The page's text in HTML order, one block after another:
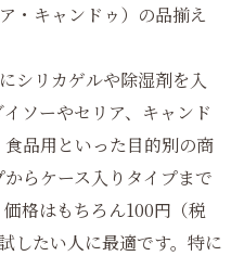
・キャンドゥ）の品揃え
シリカゲルや除湿剤を入
ソーやセリア、キャンド
品用といった目的別の商
らケース入りタイプまで
格はもちろん100円（税
したい人に最適です。特に